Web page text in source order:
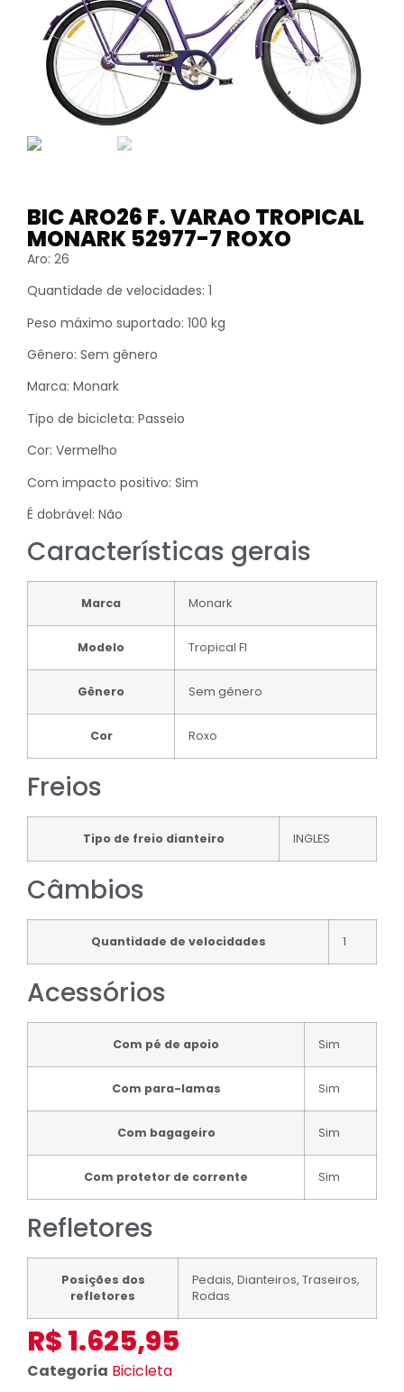
BIC ARO26 F. VARAO TROPICAL
MONARK 52977-7 ROXO
Aro: 26
Quantidade de velocidades: 1
Peso máximo suportado: 100 kg
Gênero: Sem gênero
Marca: Monark
Tipo de bicicleta: Passeio
Cor: Vermelho
Com impacto positivo: Sim
É dobrável: Não
Características gerais
Marca Monark
Modelo Tropical FI
Gênero Sem gênero
Cor Roxo
Freios
Tipo de freio dianteiro INGLES
Câmbios
Quantidade de velocidades 1
Acessórios
Com pé de apoio Sim
Com para-lamas Sim
Com bagageiro Sim
Com protetor de corrente Sim
Refletores
Posições dos
refletores
Pedais, Dianteiros, Traseiros,
Rodas
R$1.625,95
Categoria Bicicleta